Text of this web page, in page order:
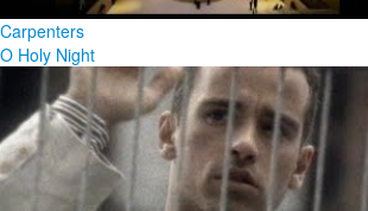
Carpenters
O Holy Night